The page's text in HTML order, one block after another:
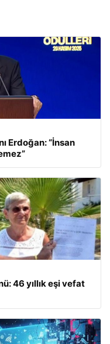
Erdoğan: “İnsan
46 yıllık eşi vefat